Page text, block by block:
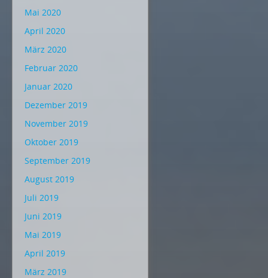
Mai 2020
April 2020
März 2020
Februar 2020
Januar 2020
Dezember 2019
November 2019
Oktober 2019
September 2019
August 2019
Juli 2019
Juni 2019
Mai 2019
April 2019
März 2019